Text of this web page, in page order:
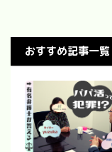
おすすめ記事一覧